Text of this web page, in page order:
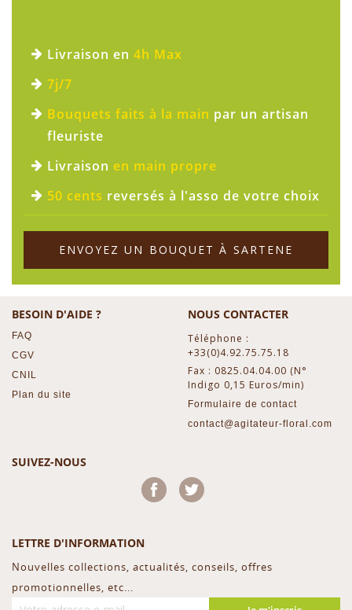
Livraison en 4h Max
7j/7
Bouquets faits à la main par un artisan
fleuriste
Livraison en main propre
50 cents reversés à l'asso de votre choix
ENVOYEZ UN BOUQUET À SARTENE
BESOIN D'AIDE ?
FAQ
CGV
CNIL
Plan du site
NOUS CONTACTER
Téléphone :
+33(0)4.92.75.75.18
Fax : 0825.04.04.00 (N°
Indigo 0,15 Euros/min)
Formulaire de contact
contact@agitateur-floral.com
SUIVEZ-NOUS
Facebook
LETTRE D'INFORMATION
Nouvelles collections, actualités, conseils, offres
promotionnelles, etc...